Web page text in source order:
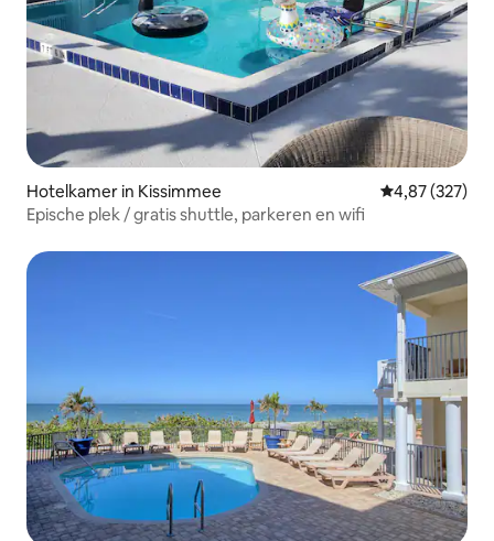
Hotelkamer in Kissimmee Gemiddelde
4,87 (327)
Epische plek / gratis shuttle, parkeren en wifi